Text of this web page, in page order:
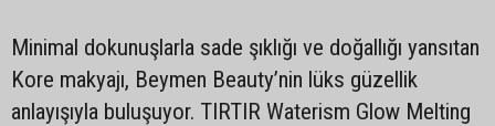
Minimal dokunuşlarla sade şıklığı ve doğallığı yansıtan
Kore makyajı, Beymen Beauty’nin lüks güzellik
anlayışıyla buluşuyor. TIRTIR Waterism Glow Melting